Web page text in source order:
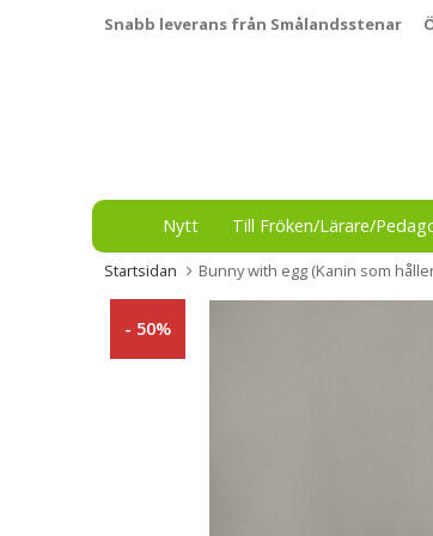
Snabb leverans från Smålandsstenar
Nytt Till Fröken/Lärare/
Startsidan Bunny with egg (Kanin som
- 50%